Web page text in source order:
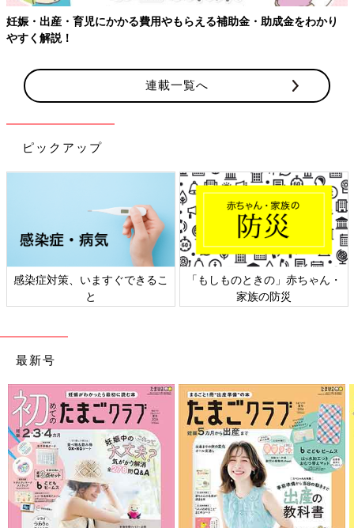
妊娠・出産・育児にかかる費用やもらえる補助金・助成金をわかり
やすく解説！
連載一覧へ
ピックアップ
感染症対策、いますぐできるこ
と
「もしものときの」赤ちゃん・
家族の防災
最新号